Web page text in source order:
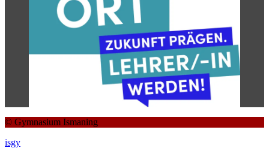
© Gymnasium Ismaning
isgy